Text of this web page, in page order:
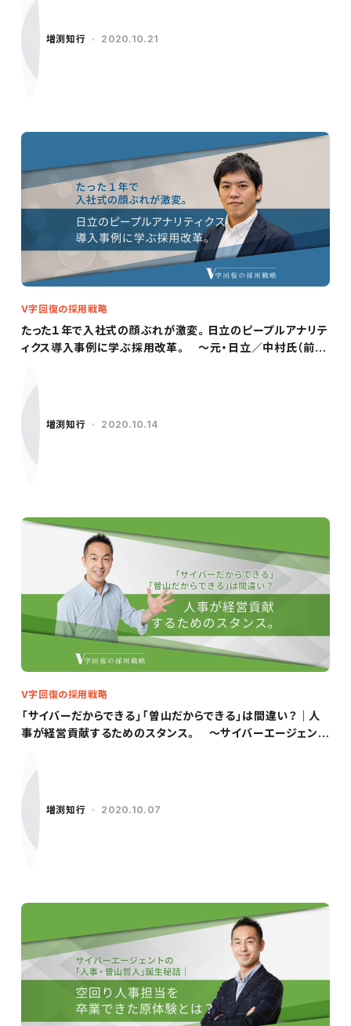
増渕知行 2020.10.21
たった１年で入社式の顔ぶれが激変。日立のピープルアナリテ
ィクス導入事例に学ぶ採用改革。 ～元・日立／中村氏（前
V字回復の採用戦略
増渕知行 2020.10.14
「サイバーだからできる」「曽山だからできる」は間違い？｜人
事が経営貢献するためのスタンス。 ～サイバーエージェント
V字回復の採用戦略
増渕知行 2020.10.07